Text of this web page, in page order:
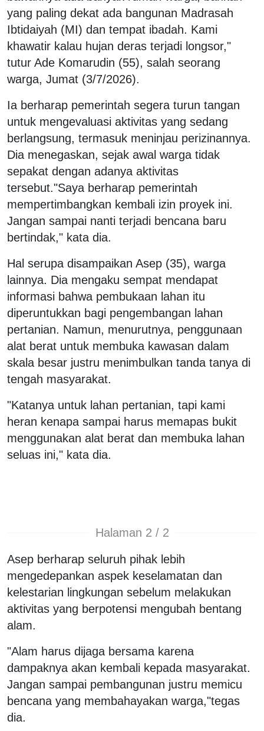
yang paling dekat ada bangunan Madrasah
Ibtidaiyah (MI) dan tempat ibadah. Kami
khawatir kalau hujan deras terjadi longsor,"
tutur Ade Komarudin (55), salah seorang
warga, Jumat (3/7/2026).
Ia berharap pemerintah segera turun tangan
untuk mengevaluasi aktivitas yang sedang
berlangsung, termasuk meninjau perizinannya.
Dia menegaskan, sejak awal warga tidak
sepakat dengan adanya aktivitas
tersebut."Saya berharap pemerintah
mempertimbangkan kembali izin proyek ini.
Jangan sampai nanti terjadi bencana baru
bertindak," kata dia.
Hal serupa disampaikan Asep (35), warga
lainnya. Dia mengaku sempat mendapat
informasi bahwa pembukaan lahan itu
diperuntukkan bagi pengembangan lahan
pertanian. Namun, menurutnya, penggunaan
alat berat untuk membuka kawasan dalam
skala besar justru menimbulkan tanda tanya di
tengah masyarakat.
"Katanya untuk lahan pertanian, tapi kami
heran kenapa sampai harus memapas bukit
menggunakan alat berat dan membuka lahan
seluas ini," kata dia.
Halaman 2 / 2
Asep berharap seluruh pihak lebih
mengedepankan aspek keselamatan dan
kelestarian lingkungan sebelum melakukan
aktivitas yang berpotensi mengubah bentang
alam.
"Alam harus dijaga bersama karena
dampaknya akan kembali kepada masyarakat.
Jangan sampai pembangunan justru memicu
bencana yang membahayakan warga,"tegas
dia.